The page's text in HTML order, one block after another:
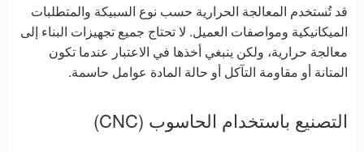
قد تُستخدم المعالجة الحرارية حسب نوع السبيكة والمتطلبات
الميكانيكية ومواصفات العميل. لا تحتاج جميع تجهيزات البناء إلى
معالجة حرارية، ولكن ينبغي أخذها في الاعتبار عندما تكون
المتانة أو مقاومة التآكل أو حالة المادة عوامل حاسمة.
التصنيع باستخدام الحاسوب (CNC)